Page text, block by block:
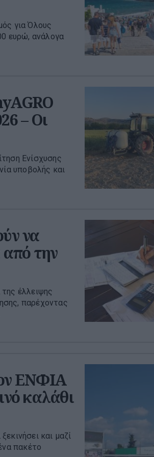
για Όλους
ευρώ, ανάλογα
– Οι
Ενίσχυσης
υποβολής και
να
την
έλλειψης
παρέχοντας
ΕΝΦΙΑ
καλάθι
και μαζί
πακέτο